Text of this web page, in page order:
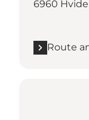
6960
Route